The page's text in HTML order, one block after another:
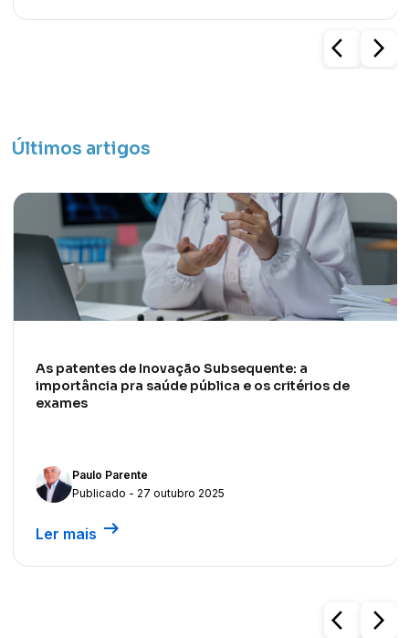
arrow_back_ios arrow_forward_ios
Últimos artigos
As patentes de Inovação Subsequente: a
importância pra saúde pública e os critérios de
exames
Paulo Parente
Publicado - 27 outubro 2025
Ler mais arrow_right_alt
arrow_back_ios arrow_forward_ios